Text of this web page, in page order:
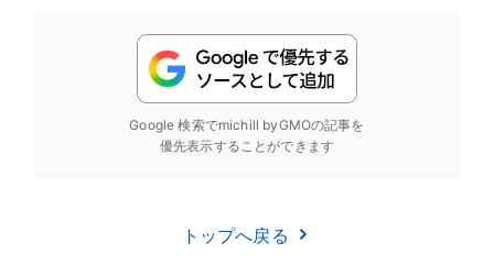
Google 検索でmichill byGMOの記事を
優先表示することができます
トップへ戻る